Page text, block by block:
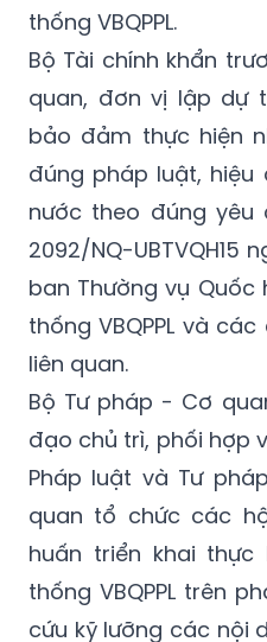
thống VBQPPL.
Bộ Tài chính khẩn
quan, đơn vị lập dự
bảo đảm thực hiện
đúng pháp luật,
nước theo đúng yêu
2092/NQ-UBTVQH15
ban Thường vụ
thống VBQPPL và
liên quan.
Bộ Tư pháp - Cơ
đạo chủ trì, phối hợp
Pháp luật và Tư
quan tổ chức các
huấn triển khai
thống VBQPPL trên
cứu kỹ lưỡng các nội